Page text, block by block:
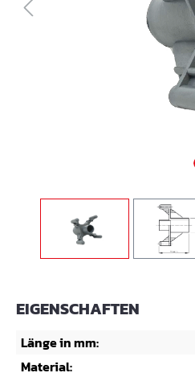
EIGENSCHAFTEN
Länge in mm:
Material: